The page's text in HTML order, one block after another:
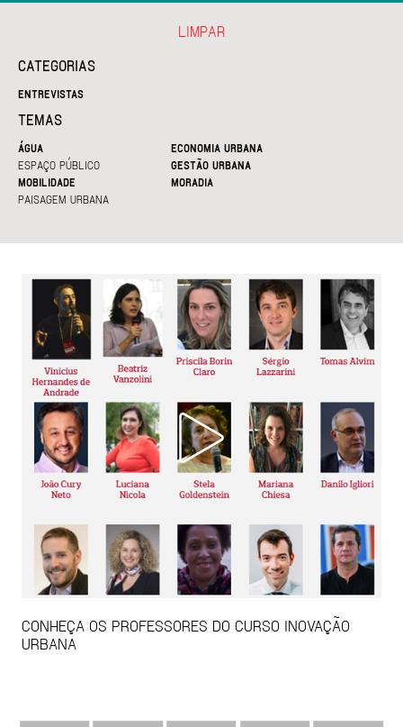
CATEGORIAS
ENTREVISTAS
TEMAS
ÁGUA
ECONOMIA URBANA
ESPAÇO PÚBLICO
GESTÃO URBANA
MOBILIDADE
MORADIA
PAISAGEM URBANA
LIMPAR
CONHEÇA OS PROFESSORES DO CURSO INOVAÇÃO
URBANA